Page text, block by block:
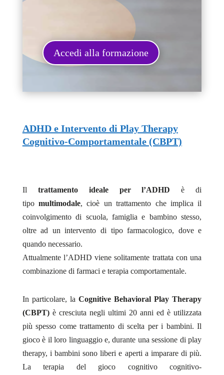
Accedi alla formazione
ADHD e Intervento di Play Therapy
Cognitivo-Comportamentale (CBPT)
Il trattamento ideale per l’ADHDè di
tipomultimodale, cioè un trattamento che implica il
coinvolgimento di scuola, famiglia e bambino stesso,
oltre ad un intervento di tipo farmacologico, dove e
quando necessario.
Attualmente l’ADHD viene solitamente trattata con una
combinazione di farmaci e terapia comportamentale.
In particolare, la Cognitive Behavioral Play Therapy
(CBPT) è cresciuta negli ultimi 20 anni ed è utilizzata
più spesso come trattamento di scelta per i bambini. Il
gioco è il loro linguaggio e, durante una sessione di play
therapy, i bambini sono liberi e aperti a imparare di più.
La terapia del gioco cognitivo cognitivo-